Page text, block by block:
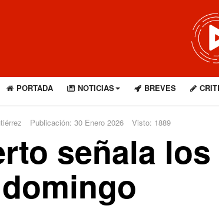
PORTADA NOTICIAS BREVES
Publicación: 30 Enero 2026 Visto: 1889
señala